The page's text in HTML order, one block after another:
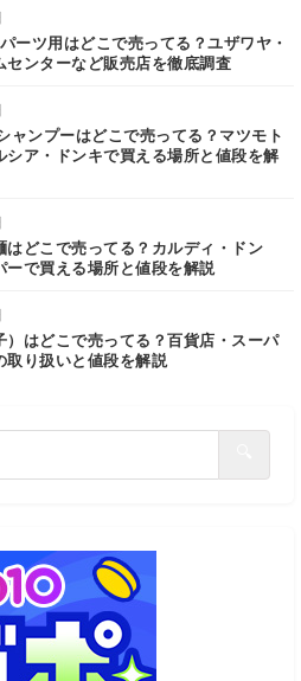
ーツ用はどこで売ってる？ユザワヤ・
センターなど販売店を徹底調査
ャンプーはどこで売ってる？マツモト
シア・ドンキで買える場所と値段を解
はどこで売ってる？カルディ・ドン
ーで買える場所と値段を解説
）はどこで売ってる？百貨店・スーパ
取り扱いと値段を解説